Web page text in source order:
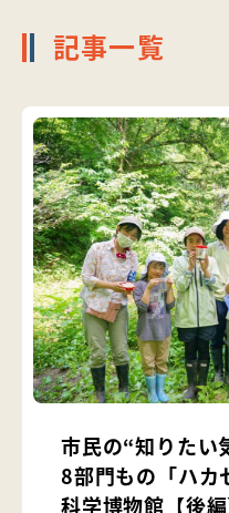
記事一覧
市民の“知りたい
8部門もの「ハカ
科学博物館【後編